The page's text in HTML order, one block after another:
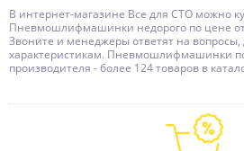
В интернет-магазине Все для СТО можно
Пневмошлифмашинки недорого по цене от
Звоните и менеджеры ответят на
характеристикам. Пневмошлифмашинки
производителя - более 124 товаров в